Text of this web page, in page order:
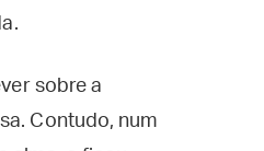
sobre a
Contudo, num